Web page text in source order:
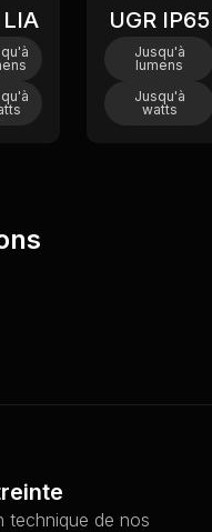
LIA
UGR IP65
Jusqu'à
lumens
Jusqu'à
watts
technique de nos